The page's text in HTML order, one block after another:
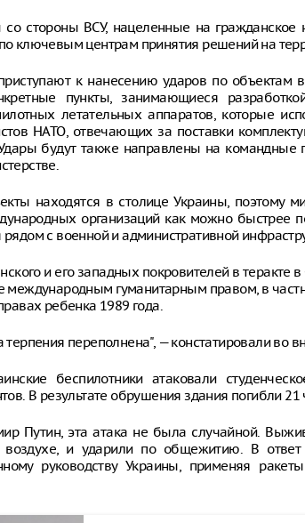
стороны ВСУ, нацеленные на гражданское
ключевым центрам принятия решений на
к нанесению ударов по объектам
пункты, занимающиеся
летательных аппаратов, которые
НАТО, отвечающих за поставки
будут также направлены на командные
находятся в столице Украины, поэтому
организаций как можно быстрее
с военной и административной
и его западных покровителей в теракте в
международным гуманитарным правом, в
ребенка 1989 года.
переполнена", — констатировали во
беспилотники атаковали
В результате обрушения здания погибли
Путин, эта атака не была случайной.
воздухе, и ударили по общежитию. В
руководству Украины, применяя